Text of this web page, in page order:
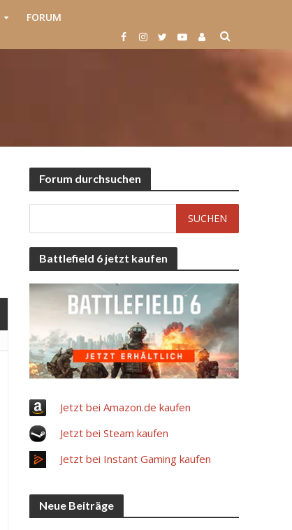
FORUM
Forum durchsuchen
Battlefield 6 jetzt kaufen
Jetzt bei Amazon.de kaufen
Jetzt bei Steam kaufen
Jetzt bei Instant Gaming kaufen
Neue Beiträge